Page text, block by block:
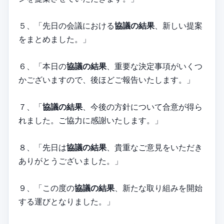
５、「先日の会議における協議の結果 、新しい提案
をまとめました。」
６、「本日の協議の結果 、重要な決定事項がいくつ
かございますので、後ほどご報告いたします。」
７、「協議の結果 、今後の方針について合意が得ら
れました。ご協力に感謝いたします。」
８、「先日は協議の結果 、貴重なご意見をいただき
ありがとうございました。」
９、「この度の協議の結果 、新たな取り組みを開始
する運びとなりました。」